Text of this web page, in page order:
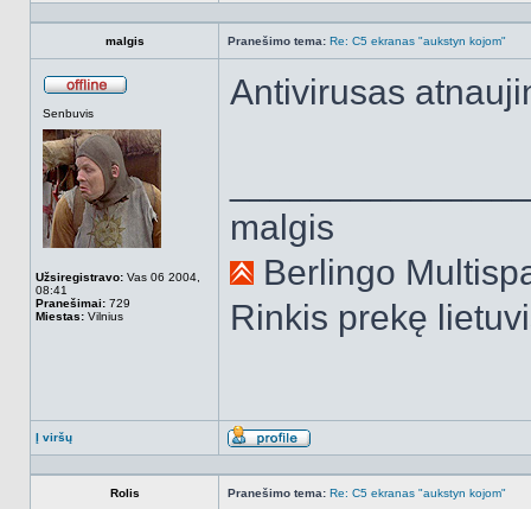
Aprašymas
malgis Pranešimo tema: Re: C5 ekranas "aukstyn kojom"
Senbuvis
Užsiregistravo: Vas 06 2004,
08:41
Pranešimai: 729
Miestas: Vilnius
Antivirusas
malgis
Berlingo
Rinkis prekę
Į viršų
Aprašymas
Rolis Pranešimo tema: Re: C5 ekranas "aukstyn kojom"